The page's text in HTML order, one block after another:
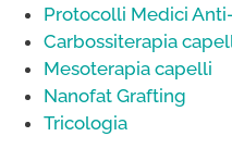
Protocolli Medici
Carbossiterapia
Mesoterapia capelli
Nanofat Grafting
Tricologia